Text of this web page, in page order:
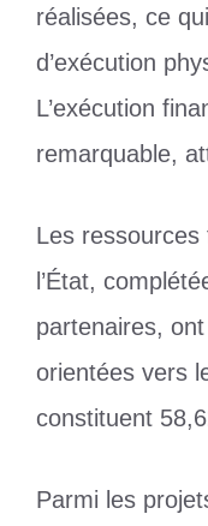
réalisées, ce
d’exécution
L’exécution
remarquable,
Les ressources
l’État,
partenaires,
orientées vers
constituent
Parmi les